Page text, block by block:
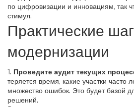
по цифровизации и инновациям, так
стимул.
Практические
модернизации
1. Проведите аудит текущих
теряется время, какие участки часто
множество ошибок. Это будет базой
решений.